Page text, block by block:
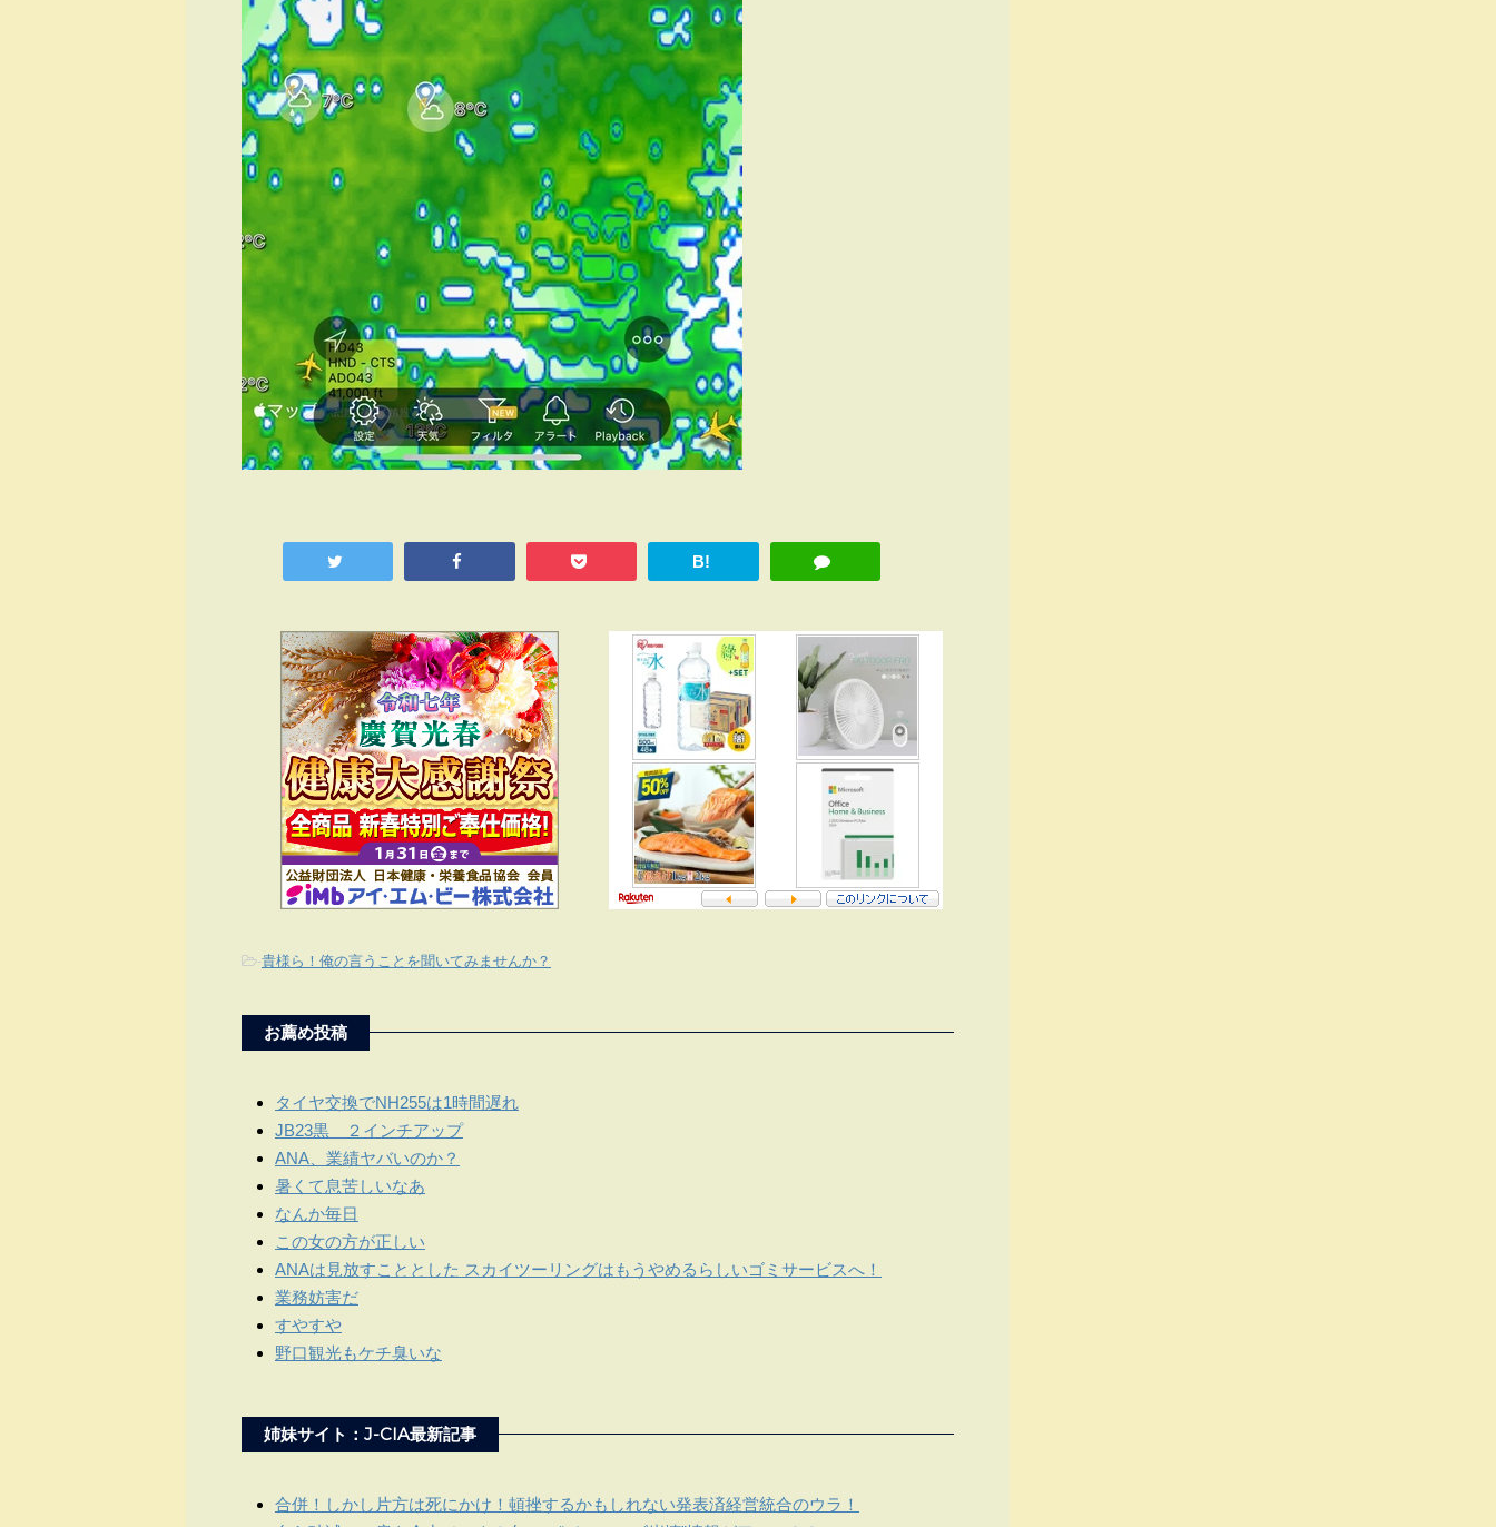
B!
-貴様ら！俺の言うことを聞いてみませんか？
お薦め投稿
タイヤ交換でNH255は1時間遅れ
JB23黒 ２インチアップ
ANA、業績ヤバいのか？
暑くて息苦しいなあ
なんか毎日
この女の方が正しい
ANAは見放すこととした スカイツーリングはもうやめるらしいゴミサービスへ！
業務妨害だ
すやすや
野口観光もケチ臭いな
姉妹サイト：J-CIA最新記事
合併！しかし片方は死にかけ！頓挫するかもしれない発表済経営統合のウラ！